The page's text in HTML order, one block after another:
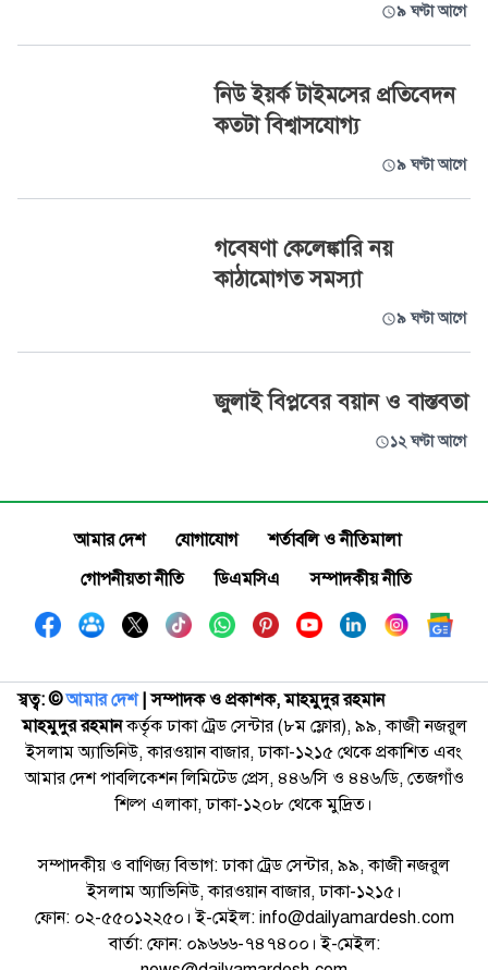
৯ ঘণ্টা আগে
নিউ ইয়র্ক টাইমসের প্রতিবেদন
কতটা বিশ্বাসযোগ্য
৯ ঘণ্টা আগে
গবেষণা কেলেঙ্কারি নয়
কাঠামোগত সমস্যা
৯ ঘণ্টা আগে
জুলাই বিপ্লবের বয়ান ও বাস্তবতা
১২ ঘণ্টা আগে
আমার দেশ যোগাযোগ
শর্তাবলি ও নীতিমালা
গোপনীয়তা নীতি
ডিএমসিএ সম্পাদকীয় নীতি
স্বত্ব: ©️আমার দেশ| সম্পাদক ও প্রকাশক, মাহমুদুর রহমান
মাহমুদুর রহমানকর্তৃক ঢাকা ট্রেড সেন্টার (৮ম ফ্লোর), ৯৯, কাজী নজরুল
ইসলাম অ্যাভিনিউ, কারওয়ান বাজার, ঢাকা-১২১৫ থেকে প্রকাশিত এবং
আমার দেশ পাবলিকেশন লিমিটেড প্রেস, ৪৪৬/সি ও ৪৪৬/ডি, তেজগাঁও
শিল্প এলাকা, ঢাকা-১২০৮ থেকে মুদ্রিত।
সম্পাদকীয় ও বাণিজ্য বিভাগ: ঢাকা ট্রেড সেন্টার, ৯৯, কাজী নজরুল
ইসলাম অ্যাভিনিউ, কারওয়ান বাজার, ঢাকা-১২১৫।
ফোন: ০২-৫৫০১২২৫০। ই-মেইল: info@dailyamardesh.com
বার্তা: ফোন: ০৯৬৬৬-৭৪৭৪০০। ই-মেইল: